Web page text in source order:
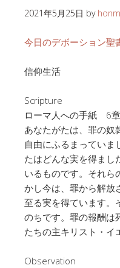
2021年5月25日 by
今日のデボーション聖
信仰生活
Scripture
ローマ人への手紙 6
あなたがたは、罪の奴
自由にふるまっていま
たはどんな実を得まし
いるものです。それら
かし今は、罪から解放
至る実を得ています。
のちです。罪の報酬は
たちの主キリスト・イ
Observation